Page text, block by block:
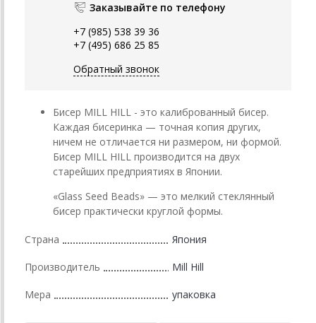
Заказывайте по телефону
+7 (985) 538 39 36
+7 (495) 686 25 85
Обратный звонок
Бисер MILL HILL - это калиброванный бисер.
Каждая бисеринка — точная копия других,
ничем не отличается ни размером, ни формой.
Бисер MILL HILL производится на двух
старейших предприятиях в Японии.
«Glass Seed Beads» — это мелкий стеклянный
бисер практически круглой формы.
Страна Япония
Производитель Mill Hill
Мера упаковка